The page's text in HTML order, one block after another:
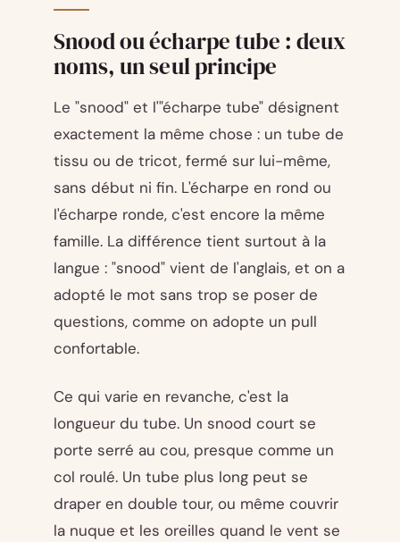
Snood ou écharpe tube : deux
noms, un seul principe
Le "snood" et l'"écharpe tube" désignent
exactement la même chose : un tube de
tissu ou de tricot, fermé sur lui-même,
sans début ni fin. L'écharpe en rond ou
l'écharpe ronde, c'est encore la même
famille. La différence tient surtout à la
langue : "snood" vient de l'anglais, et on a
adopté le mot sans trop se poser de
questions, comme on adopte un pull
confortable.
Ce qui varie en revanche, c'est la
longueur du tube. Un snood court se
porte serré au cou, presque comme un
col roulé. Un tube plus long peut se
draper en double tour, ou même couvrir
la nuque et les oreilles quand le vent se